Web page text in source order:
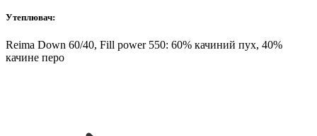
Утеплювач:
Reima Down 60/40, Fill power 550: 60% качиний пух, 40%
качине перо